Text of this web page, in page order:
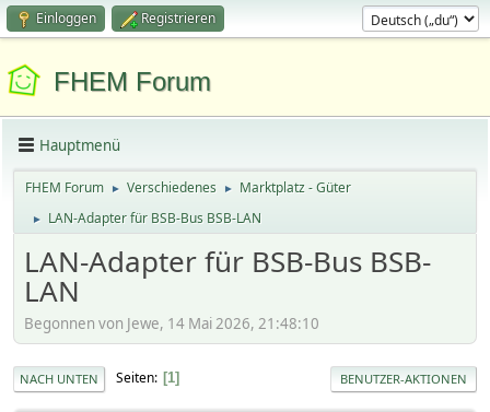
Einloggen Registrieren
FHEM Forum
Hauptmenü
FHEM Forum ► Verschiedenes ► Marktplatz - Güter
► LAN-Adapter für BSB-Bus BSB-LAN
LAN-Adapter für BSB-Bus BSB-
LAN
Begonnen von Jewe, 14 Mai 2026, 21:48:10
NACH UNTEN Seiten 1 BENUTZER-AKTIONEN